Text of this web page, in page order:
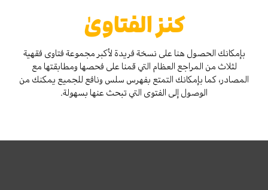
كنز الفتاوىٰ
بإمكانك الحصول هنا على نسخة فريدة لأكبر مجموعة فتاوى فقهية
لثلاث من المراجع العظام التي قمنا على فحصها ومطابقتها مع
المصادر، كما بإمكانك التمتع بفهرس سلس ونافع للجميع يمكنك من
الوصول إلى الفتوى التي تبحث عنها بسهولة.